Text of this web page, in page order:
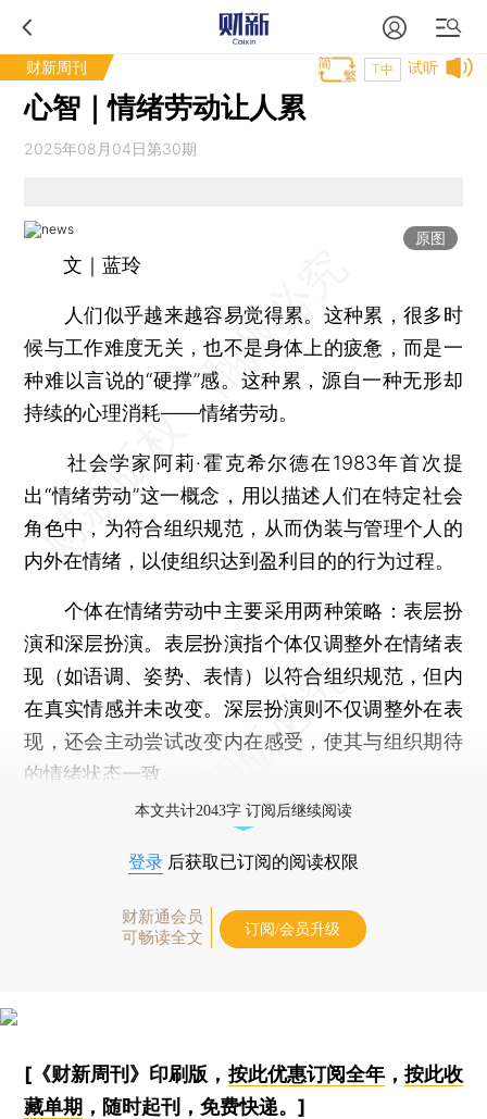
财新周刊 试听
T中
心智｜情绪劳动让人累
2025年08月04日第30期
原图
文｜蓝玲
人们似乎越来越容易觉得累。这种累，很多时
候与工作难度无关，也不是身体上的疲惫，而是一
种难以言说的“硬撑”感。这种累，源自一种无形却
持续的心理消耗——情绪劳动。
社会学家阿莉·霍克希尔德在1983年首次提
出“情绪劳动”这一概念，用以描述人们在特定社会
角色中，为符合组织规范，从而伪装与管理个人的
内外在情绪，以使组织达到盈利目的的行为过程。
个体在情绪劳动中主要采用两种策略：表层扮
演和深层扮演。表层扮演指个体仅调整外在情绪表
现（如语调、姿势、表情）以符合组织规范，但内
在真实情感并未改变。深层扮演则不仅调整外在表
现，还会主动尝试改变内在感受，使其与组织期待
的情绪状态一致。
本文共计2043字 订阅后继续阅读
登录 后获取已订阅的阅读权限
财新通会员
可畅读全文
订阅/会员升级
[《财新周刊》印刷版， 按此优惠订阅全年， 按此收
藏单期 ，随时起刊，免费快递。]